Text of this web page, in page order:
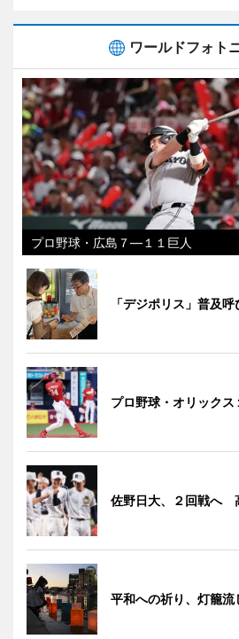
ワールドフォト
プロ野球・広島７―１１巨人
「デジポリス」普及
プロ野球・オリック
佐野日大、２回戦へ
平和への祈り、灯籠流